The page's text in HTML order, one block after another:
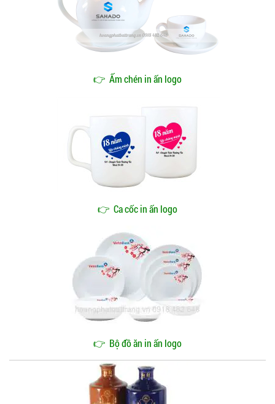
👉 Ấm chén in ấn logo
👉 Ca cốc in ấn logo
👉 Bộ đồ ăn in ấn logo